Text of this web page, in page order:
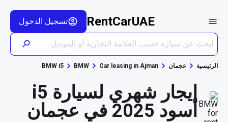
RentCarUAE تسجيل الدخول
الرئيسية عجمان Car leasing in Ajman
BMW
BMW i5
إيجار شهري لسيارة i5
أسود 2025 في عجمان